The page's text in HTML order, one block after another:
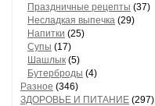
Праздничные рецепты (37)
Несладкая выпечка (29)
Напитки (25)
Супы (17)
Шашлык (5)
Бутерброды (4)
Разное (346)
ЗДОРОВЬЕ И ПИТАНИЕ (297)